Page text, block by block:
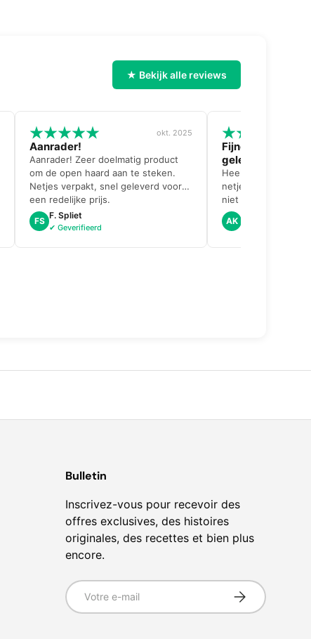
★ Bekijk alle reviews
okt. 2025
Aanrader!
Aanrader! Zeer doelmatig product
om de open haard aan te steken.
Netjes verpakt, snel geleverd voor
een redelijke prijs.
FS
F. Spliet
✔ Geverifieerd
Fijne
geleverd
Heel fijne
netjes en snel
niet op voorraad
pro-actief contact
alternatief.
AK
Bulletin
Inscrivez-vous pour recevoir des
offres exclusives, des histoires
originales, des recettes et bien plus
encore.
E-mail S’inscrire